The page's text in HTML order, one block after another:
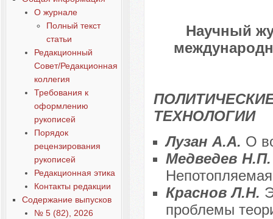
О журнале
Полный текст
статьи
Редакционный
Совет/Редакционная
коллегия
Требования к
оформлению
рукописей
Порядок
рецензирования
рукописей
Редакционная этика
Контакты редакции
Содержание выпусков
№ 5 (82), 2026
Научный
ТЕХНОЛОГИИ
Лузан А.А. О
Медведев
Краснов Л.Н.
проблемы